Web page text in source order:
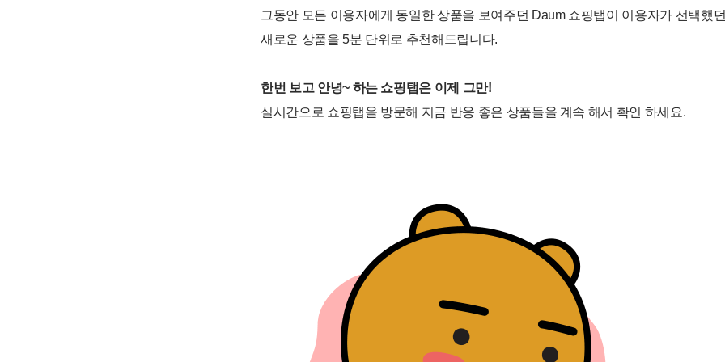
그동안 모든 이용자에게 동일한 상품을 보여주던 Daum 쇼핑탭이 이용자가 선택했
새로운 상품을 5분 단위로 추천해드립니다.
한번 보고 안녕~ 하는 쇼핑탭은 이제 그만!
실시간으로 쇼핑탭을 방문해 지금 반응 좋은 상품들을 계속 해서 확인 하세요.